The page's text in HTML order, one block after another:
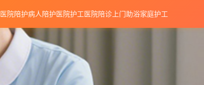
医院陪护病人陪护医院护工医院陪诊 上门助浴家庭护工